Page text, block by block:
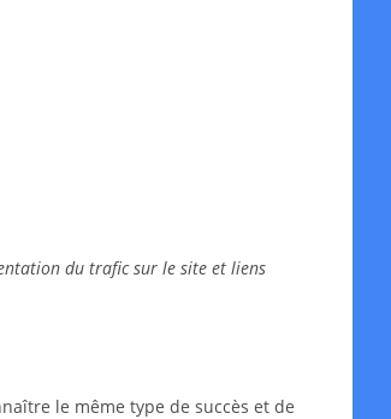
du trafic sur le site et liens
le même type de succès et de